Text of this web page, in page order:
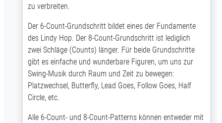
zu verbreiten.
Der 6-Count-Grundschritt bildet eines der Fundamente
des Lindy Hop. Der 8-Count-Grundschritt ist lediglich
zwei Schläge (Counts) länger. Für beide Grundschritte
gibt es einfache und wunderbare Figuren, um uns zur
Swing-Musik durch Raum und Zeit zu bewegen:
Platzwechsel, Butterfly, Lead Goes, Follow Goes, Half
Circle, etc.
Alle 6-Count- und 8-Count-Patterns können entweder mit